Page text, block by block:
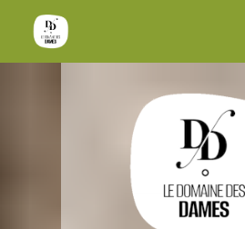
Panneau de gestion des cookies